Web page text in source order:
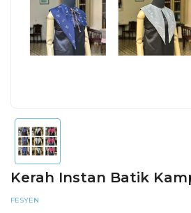
Kerah Instan Batik
FESYEN